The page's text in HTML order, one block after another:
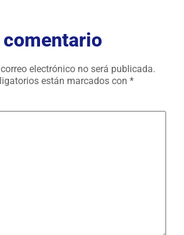
comentario
electrónico no será publicada.
están marcados con *